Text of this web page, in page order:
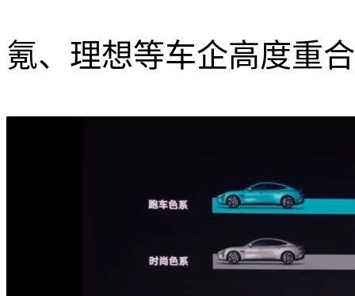
氪、理想等车企高度重